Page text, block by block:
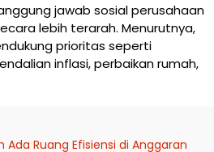
jawab sosial perusahaan
lebih terarah. Menurutnya,
prioritas seperti
inflasi, perbaikan rumah,
Ruang Efisiensi di Anggaran